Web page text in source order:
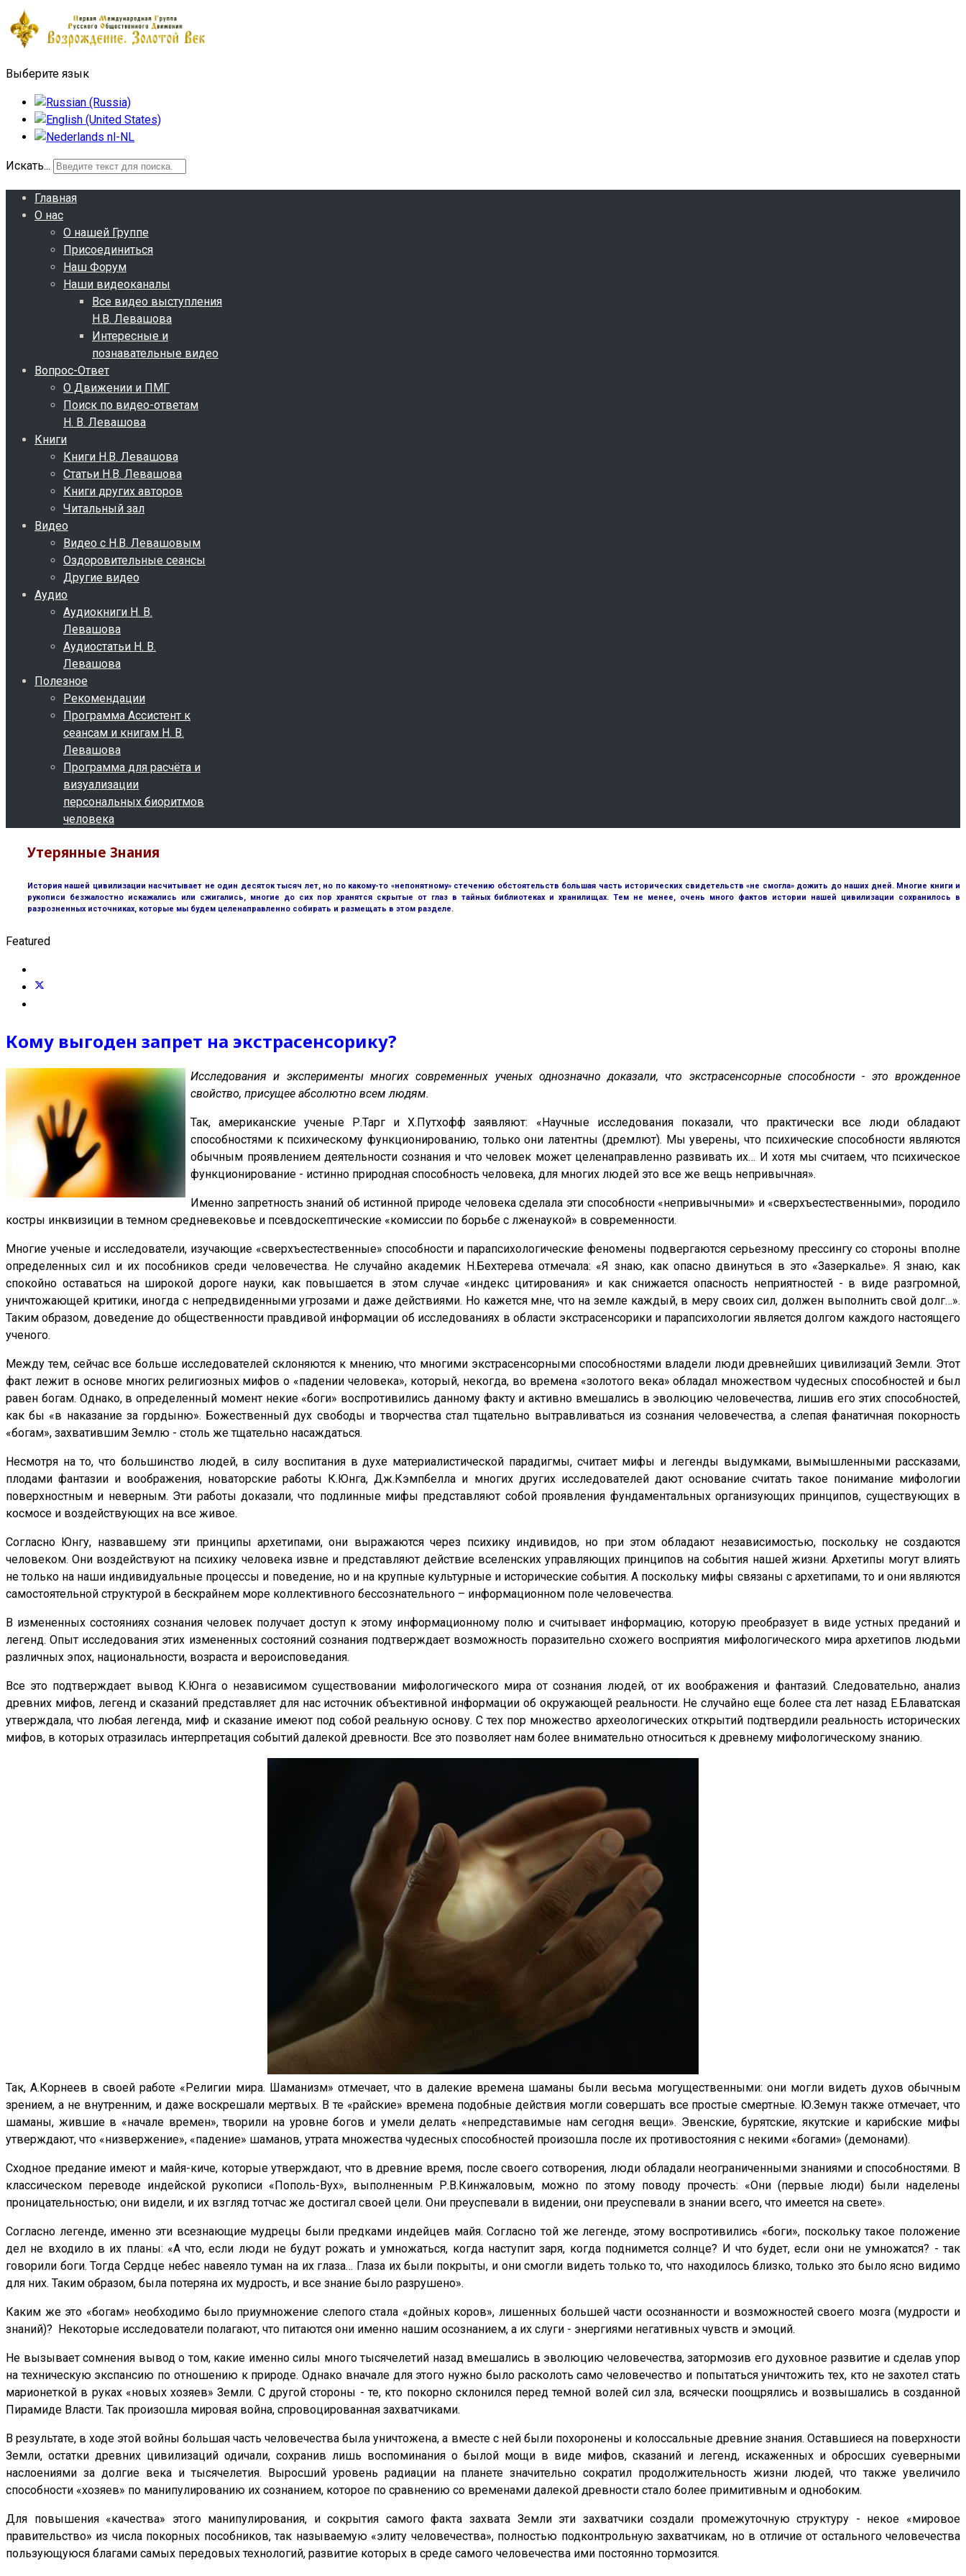
Выберите язык
Искать...
Главная
О нас
О нашей Группе
Присоединиться
Наш Форум
Наши видеоканалы
Все видео выступления
Н.В. Левашова
Интересные и
познавательные видео
Вопрос-Ответ
О Движении и ПМГ
Поиск по видео-ответам
Н. В. Левашова
Книги
Книги Н.В. Левашова
Статьи Н.В. Левашова
Книги других авторов
Читальный зал
Видео
Видео с Н.В. Левашовым
Оздоровительные сеансы
Другие видео
Аудио
Аудиокниги Н. В.
Левашова
Аудиостатьи Н. В.
Левашова
Полезное
Рекомендации
Программа Ассистент к
сеансам и книгам Н. В.
Левашова
Программа для расчёта и
визуализации
персональных биоритмов
человека
Утерянные Знания
История нашей цивилизации насчитывает не один десяток тысяч лет, но по какому-то «непонятному» стечению обстоятельств большая часть исторических свидетельств «не смогла» дожить до наших дней. Многие книги и
рукописи безжалостно искажались или сжигались, многие до сих пор хранятся скрытые от глаз в тайных библиотеках и хранилищах. Тем не менее, очень много фактов истории нашей цивилизации сохранилось в
разрозненных источниках, которые мы будем целенаправленно собирать и размещать в этом разделе.
Featured
Кому выгоден запрет на экстрасенсорику?
Исследования и эксперименты многих современных ученых однозначно доказали, что экстрасенсорные способности - это врожденное
свойство, присущее абсолютно всем людям.
Так, американские ученые Р.Тарг и Х.Путхофф заявляют: «Научные исследования показали, что практически все люди обладают
способностями к психическому функционированию, только они латентны (дремлют). Мы уверены, что психические способности являются
обычным проявлением деятельности сознания и что человек может целенаправленно развивать их… И хотя мы считаем, что психическое
функционирование - истинно природная способность человека, для многих людей это все же вещь непривычная».
Именно запретность знаний об истинной природе человека сделала эти способности «непривычными» и «сверхъестественными», породило
костры инквизиции в темном средневековье и псевдоскептические «комиссии по борьбе с лженаукой» в современности.
Многие ученые и исследователи, изучающие «сверхъестественные» способности и парапсихологические феномены подвергаются серьезному прессингу со стороны вполне
определенных сил и их пособников среди человечества. Не случайно академик Н.Бехтерева отмечала: «Я знаю, как опасно двинуться в это «Зазеркалье». Я знаю, как
спокойно оставаться на широкой дороге науки, как повышается в этом случае «индекс цитирования» и как снижается опасность неприятностей - в виде разгромной,
уничтожающей критики, иногда с непредвиденными угрозами и даже действиями. Но кажется мне, что на земле каждый, в меру своих сил, должен выполнить свой долг…».
Таким образом, доведение до общественности правдивой информации об исследованиях в области экстрасенсорики и парапсихологии является долгом каждого настоящего
ученого.
Между тем, сейчас все больше исследователей склоняются к мнению, что многими экстрасенсорными способностями владели люди древнейших цивилизаций Земли. Этот
факт лежит в основе многих религиозных мифов о «падении человека», который, некогда, во времена «золотого века» обладал множеством чудесных способностей и был
равен богам. Однако, в определенный момент некие «боги» воспротивились данному факту и активно вмешались в эволюцию человечества, лишив его этих способностей,
как бы «в наказание за гордыню». Божественный дух свободы и творчества стал тщательно вытравливаться из сознания человечества, а слепая фанатичная покорность
«богам», захватившим Землю - столь же тщательно насаждаться.
Несмотря на то, что большинство людей, в силу воспитания в духе материалистической парадигмы, считает мифы и легенды выдумками, вымышленными рассказами,
плодами фантазии и воображения, новаторские работы К.Юнга, Дж.Кэмпбелла и многих других исследователей дают основание считать такое понимание мифологии
поверхностным и неверным. Эти работы доказали, что подлинные мифы представляют собой проявления фундаментальных организующих принципов, существующих в
космосе и воздействующих на все живое.
Согласно Юнгу, назвавшему эти принципы архетипами, они выражаются через психику индивидов, но при этом обладают независимостью, поскольку не создаются
человеком. Они воздействуют на психику человека извне и представляют действие вселенских управляющих принципов на события нашей жизни. Архетипы могут влиять
не только на наши индивидуальные процессы и поведение, но и на крупные культурные и исторические события. А поскольку мифы связаны с архетипами, то и они являются
самостоятельной структурой в бескрайнем море коллективного бессознательного – информационном поле человечества.
В измененных состояниях сознания человек получает доступ к этому информационному полю и считывает информацию, которую преобразует в виде устных преданий и
легенд. Опыт исследования этих измененных состояний сознания подтверждает возможность поразительно схожего восприятия мифологического мира архетипов людьми
различных эпох, национальности, возраста и вероисповедания.
Все это подтверждает вывод К.Юнга о независимом существовании мифологического мира от сознания людей, от их воображения и фантазий. Следовательно, анализ
древних мифов, легенд и сказаний представляет для нас источник объективной информации об окружающей реальности. Не случайно еще более ста лет назад Е.Блаватская
утверждала, что любая легенда, миф и сказание имеют под собой реальную основу. С тех пор множество археологических открытий подтвердили реальность исторических
мифов, в которых отразилась интерпретация событий далекой древности. Все это позволяет нам более внимательно относиться к древнему мифологическому знанию.
Так, А.Корнеев в своей работе «Религии мира. Шаманизм» отмечает, что в далекие времена шаманы были весьма могущественными: они могли видеть духов обычным
зрением, а не внутренним, и даже воскрешали мертвых. В те «райские» времена подобные действия могли совершать все простые смертные. Ю.Земун также отмечает, что
шаманы, жившие в «начале времен», творили на уровне богов и умели делать «непредставимые нам сегодня вещи». Эвенские, бурятские, якутские и карибские мифы
утверждают, что «низвержение», «падение» шаманов, утрата множества чудесных способностей произошла после их противостояния с некими «богами» (демонами).
Сходное предание имеют и майя-киче, которые утверждают, что в древние время, после своего сотворения, люди обладали неограниченными знаниями и способностями. В
классическом переводе индейской рукописи «Пополь-Вух», выполненным Р.В.Кинжаловым, можно по этому поводу прочесть: «Они (первые люди) были наделены
проницательностью; они видели, и их взгляд тотчас же достигал своей цели. Они преуспевали в видении, они преуспевали в знании всего, что имеется на свете».
Согласно легенде, именно эти всезнающие мудрецы были предками индейцев майя. Согласно той же легенде, этому воспротивились «боги», поскольку такое положение
дел не входило в их планы: «А что, если люди не будут рожать и умножаться, когда наступит заря, когда поднимется солнце? И что будет, если они не умножатся? - так
говорили боги. Тогда Сердце небес навеяло туман на их глаза… Глаза их были покрыты, и они смогли видеть только то, что находилось близко, только это было ясно видимо
для них. Таким образом, была потеряна их мудрость, и все знание было разрушено».
Каким же это «богам» необходимо было приумножение слепого стала «дойных коров», лишенных большей части осознанности и возможностей своего мозга (мудрости и
знаний)? Некоторые исследователи полагают, что питаются они именно нашим осознанием, а их слуги - энергиями негативных чувств и эмоций.
Не вызывает сомнения вывод о том, какие именно силы много тысячелетий назад вмешались в эволюцию человечества, затормозив его духовное развитие и сделав упор
на техническую экспансию по отношению к природе. Однако вначале для этого нужно было расколоть само человечество и попытаться уничтожить тех, кто не захотел стать
марионеткой в руках «новых хозяев» Земли. С другой стороны - те, кто покорно склонился перед темной волей сил зла, всячески поощрялись и возвышались в созданной
Пирамиде Власти. Так произошла мировая война, спровоцированная захватчиками.
В результате, в ходе этой войны большая часть человечества была уничтожена, а вместе с ней были похоронены и колоссальные древние знания. Оставшиеся на поверхности
Земли, остатки древних цивилизаций одичали, сохранив лишь воспоминания о былой мощи в виде мифов, сказаний и легенд, искаженных и обросших суеверными
наслоениями за долгие века и тысячелетия. Выросший уровень радиации на планете значительно сократил продолжительность жизни людей, что также увеличило
способности «хозяев» по манипулированию их сознанием, которое по сравнению со временами далекой древности стало более примитивным и однобоким.
Для повышения «качества» этого манипулирования, и сокрытия самого факта захвата Земли эти захватчики создали промежуточную структуру - некое «мировое
правительство» из числа покорных пособников, так называемую «элиту человечества», полностью подконтрольную захватчикам, но в отличие от остального человечества
пользующуюся благами самых передовых технологий, развитие которых в среде самого человечества ими постоянно тормозится.